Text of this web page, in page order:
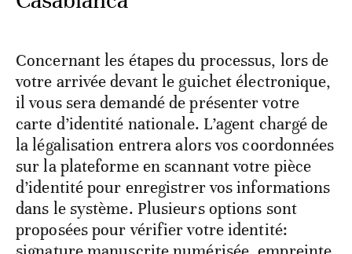
Concernant les étapes du processus, lors de
votre arrivée devant le guichet électronique,
il vous sera demandé de présenter votre
carte d’identité nationale. L’agent chargé de
la légalisation entrera alors vos coordonnées
sur la plateforme en scannant votre pièce
d’identité pour enregistrer vos informations
dans le système. Plusieurs options sont
proposées pour vérifier votre identité: